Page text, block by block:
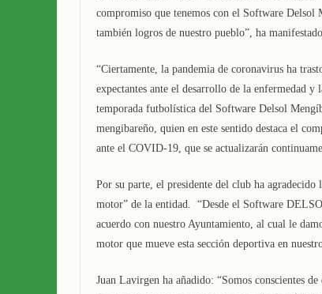
compromiso que tenemos con el Software Delsol
también logros de nuestro pueblo”, ha
“Ciertamente, la pandemia de coronavirus ha
expectantes ante el desarrollo de la enfermedad
temporada futbolística del Software Delsol
mengibareño, quien en este sentido destaca el
ante el COVID-19, que se actualizarán
Por su parte, el presidente del club ha
motor” de la entidad. “Desde el Software
acuerdo con nuestro Ayuntamiento, al cual le
motor que mueve esta sección deportiva en
Juan Lavirgen ha añadido: “Somos conscientes